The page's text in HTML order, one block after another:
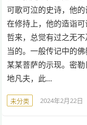
可歌可泣的史诗，他
在修持上，他的造诣
哲来，总觉有过之无
当的。一般传记中的
某某菩萨的示现。密
地凡夫，此…
未分类 2024年2月22日